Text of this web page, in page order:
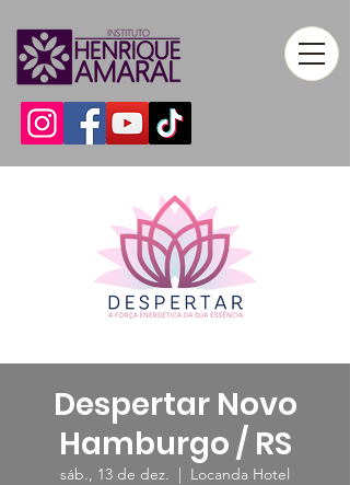
Despertar Novo
Hamburgo / RS
sáb., 13 de dez.
  |
Locanda Hotel